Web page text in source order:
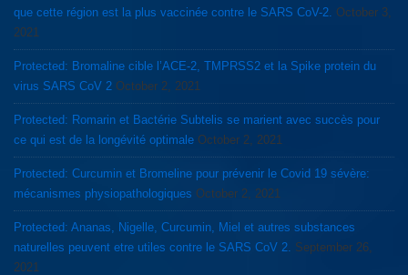
que cette région est la plus vaccinée contre le SARS CoV-2. October 3,
2021
Protected: Bromaline cible l’ACE-2, TMPRSS2 et la Spike protein du
virus SARS CoV 2 October 2, 2021
Protected: Romarin et Bactérie Subtelis se marient avec succès pour
ce qui est de la longévité optimale October 2, 2021
Protected: Curcumin et Bromeline pour prévenir le Covid 19 sévère:
mécanismes physiopathologiques October 2, 2021
Protected: Ananas, Nigelle, Curcumin, Miel et autres substances
naturelles peuvent etre utiles contre le SARS CoV 2. September 26,
2021